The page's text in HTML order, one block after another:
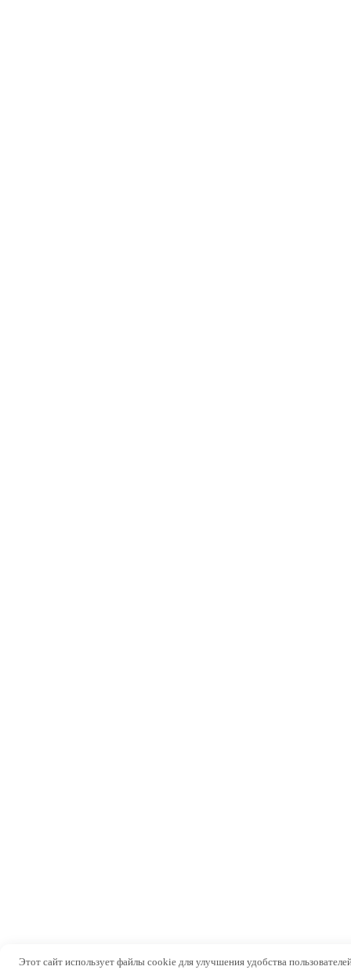
Этот сайт использует файлы cookie для улучшения удобства